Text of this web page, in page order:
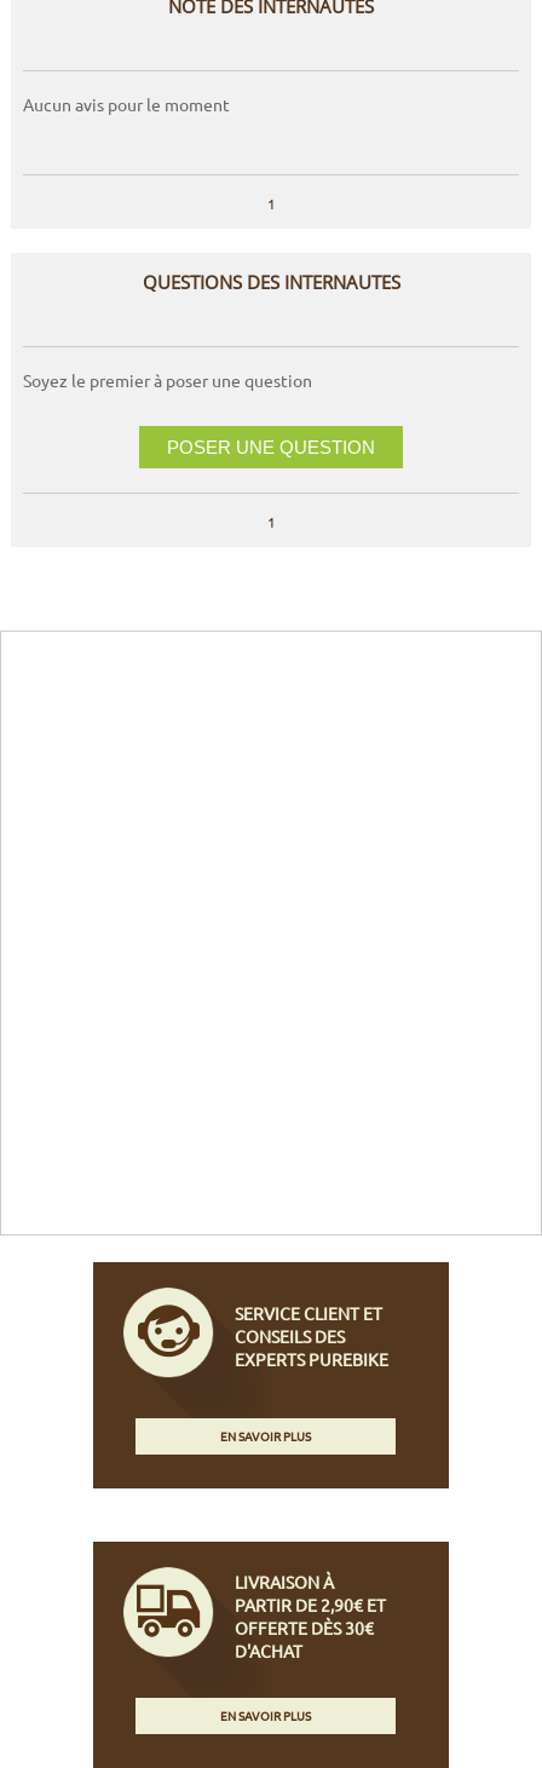
NOTE DES INTERNAUTES
Aucun avis pour le moment
1
QUESTIONS DES INTERNAUTES
Soyez le premier à poser une question
POSER UNE QUESTION
1
SERVICE CLIENT ET
CONSEILS DES
EXPERTS PUREBIKE
EN SAVOIR PLUS
LIVRAISON À
PARTIR DE 2,90€ ET
OFFERTE DÈS 30€
D'ACHAT
EN SAVOIR PLUS